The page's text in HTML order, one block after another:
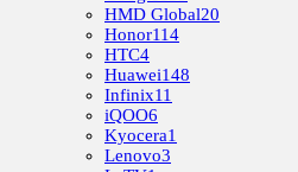
HMD Global20
Honor114
HTC4
Huawei148
Infinix11
iQOO6
Kyocera1
Lenovo3